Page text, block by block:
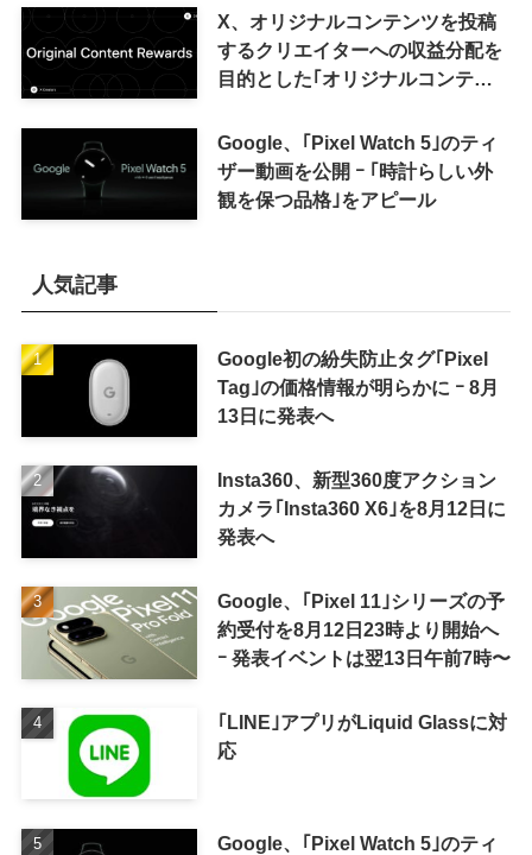
X、オリジナルコンテンツを投稿
するクリエイターへの収益分配を
目的とした｢オリジナルコンテン
来の｢収益分配｣は廃止
Google、｢Pixel Watch 5｣のティ
ザー動画を公開 ｰ ｢時計らしい外
観を保つ品格｣をアピール
人気記事
Google初の紛失防止タグ｢Pixel
Tag｣の価格情報が明らかに ｰ 8月
13日に発表へ
Insta360、新型360度アクション
カメラ｢Insta360 X6｣を8月12日に
発表へ
Google、｢Pixel 11｣シリーズの予
約受付を8月12日23時より開始へ
ｰ 発表イベントは翌13日午前7時〜
｢LINE｣アプリがLiquid Glassに対
応
Google、｢Pixel Watch 5｣のティ